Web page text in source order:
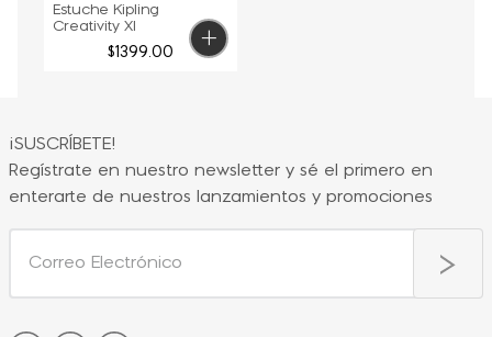
Estuche Kipling
Creativity Xl
$1399.00
¡SUSCRÍBETE!
Regístrate en nuestro newsletter y sé el primero en
enterarte de nuestros lanzamientos y promociones